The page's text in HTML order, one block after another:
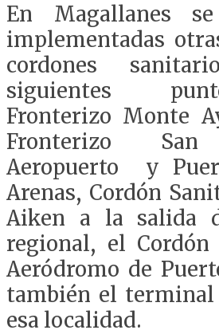
En Magallanes
implementadas
cordones
siguientes
Fronterizo Monte
Fronterizo San
Aeropuerto y
Arenas, Cordón
Aiken a la salida
regional, el
Aeródromo de
también el
esa localidad.